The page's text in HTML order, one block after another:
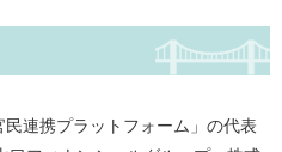
連携プラットフォーム」の代表